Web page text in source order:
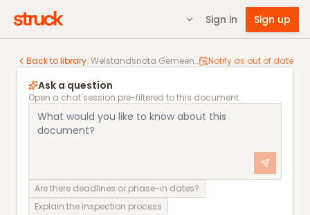
Sign in Sign up
Back to library/ Welstandsnota Gemeente Molenlanden Notify as out of date
Welstandsnota Gemeente Molenlanden
Ask a question
Open a chat session pre-filtered to this document.
Are there deadlines or phase-in dates?
Explain the inspection process